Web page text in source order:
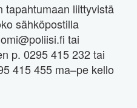
tapahtumaan liittyvistä
sähköpostilla
tai
p. 0295 415 232 tai
415 455 ma–pe kello